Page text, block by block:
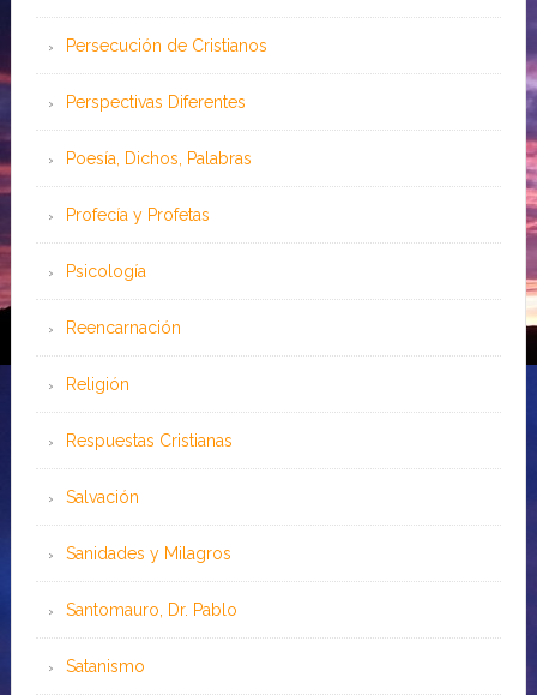
Persecución de Cristianos
Perspectivas Diferentes
Poesía, Dichos, Palabras
Profecía y Profetas
Psicología
Reencarnación
Religión
Respuestas Cristianas
Salvación
Sanidades y Milagros
Santomauro, Dr. Pablo
Satanismo